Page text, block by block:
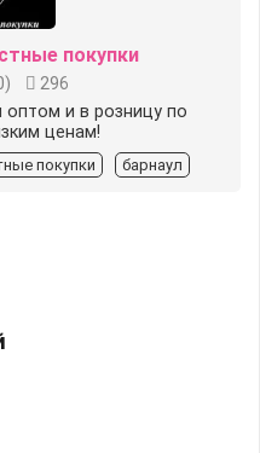
покупки
)
296
оптом и в розницу по
ценам!
покупки барнаул